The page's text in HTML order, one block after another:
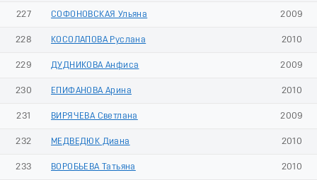
227 СОФОНОВСКАЯ Ульяна 2009
228 КОСОЛАПОВА Руслана 2010
229 ДУДНИКОВА Анфиса 2009
230 ЕПИФАНОВА Арина 2010
231 ВИРЯЧЕВА Светлана 2009
232 МЕДВЕДЮК Диана 2010
233 ВОРОБЬЕВА Татьяна 2010